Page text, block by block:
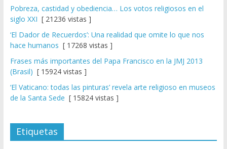
Pobreza, castidad y obediencia… Los votos religiosos en el
siglo XXI [ 21236 vistas ]
‘El Dador de Recuerdos’: Una realidad que omite lo que nos
hace humanos [ 17268 vistas ]
Frases más importantes del Papa Francisco en la JMJ 2013
(Brasil) [ 15924 vistas ]
‘El Vaticano: todas las pinturas’ revela arte religioso en museos
de la Santa Sede [ 15824 vistas ]
Etiquetas